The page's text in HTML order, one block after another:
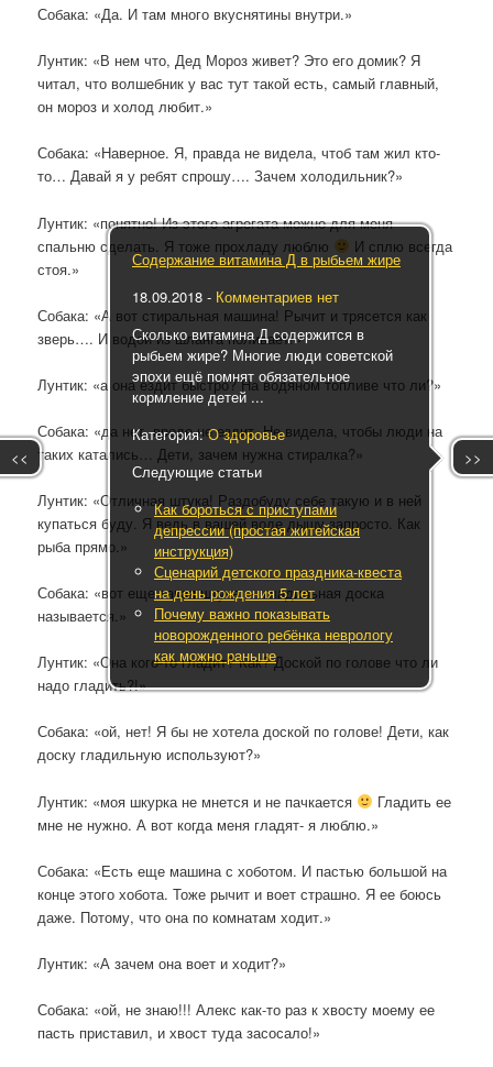
Собака: «Да. И там много вкуснятины внутри.»
Лунтик: «В нем что, Дед Мороз живет? Это его домик? Я
читал, что волшебник у вас тут такой есть, самый главный,
он мороз и холод любит.»
Собака: «Наверное. Я, правда не видела, чтоб там жил кто-
то… Давай я у ребят спрошу…. Зачем холодильник?»
Лунтик: «понятно! Из этого агрегата можно для меня
спальню сделать. Я тоже прохладу люблю
И сплю всегда
стоя.»
Собака: «А вот стиральная машина! Рычит и трясется как
зверь…. И водой из шланга поливает!»
Лунтик: «а она ездит быстро? На водяном топливе что ли?»
Собака: «да нет, вроде не ездит. Не видела, чтобы люди на
таких катались… Дети, зачем нужна стиралка?»
Лунтик: «Отличная штука! Раздобуду себе такую и в ней
купаться буду. Я ведь в вашей воде дышу запросто. Как
рыба прямо.»
Собака: «вот еще такая штука — гладильная доска
называется.»
Лунтик: «Она кого-то гладит? Как? Доской по голове что ли
надо гладить?!»
Собака: «ой, нет! Я бы не хотела доской по голове! Дети, как
доску гладильную используют?»
Лунтик: «моя шкурка не мнется и не пачкается
Гладить ее
мне не нужно. А вот когда меня гладят- я люблю.»
Собака: «Есть еще машина с хоботом. И пастью большой на
конце этого хобота. Тоже рычит и воет страшно. Я ее боюсь
даже. Потому, что она по комнатам ходит.»
Лунтик: «А зачем она воет и ходит?»
Собака: «ой, не знаю!!! Алекс как-то раз к хвосту моему ее
пасть приставил, и хвост туда засосало!»
<< >>
Содержание витамина Д в рыбьем жире
18.09.2018 - Комментариев нет
Сколько витамина Д содержится в
рыбьем жире? Многие люди советской
эпохи ещё помнят обязательное
кормление детей ...
Категория:О здоровье
Следующие статьи
Как бороться с приступами
депрессии (простая житейская
инструкция)
Сценарий детского праздника-квеста
на день рождения 5 лет
Почему важно показывать
новорожденного ребёнка неврологу
как можно раньше